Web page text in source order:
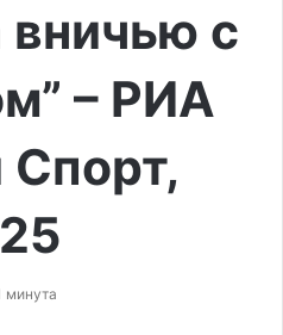
с
– РИА
Спорт,
минута